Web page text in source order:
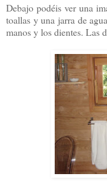
Debajo podéis ver una
toallas y una jarra de
manos y los dientes. Las